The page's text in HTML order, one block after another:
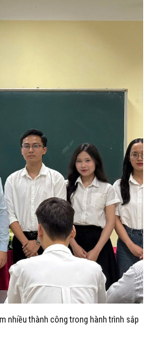
nhiều thành công trong hành trình sắp